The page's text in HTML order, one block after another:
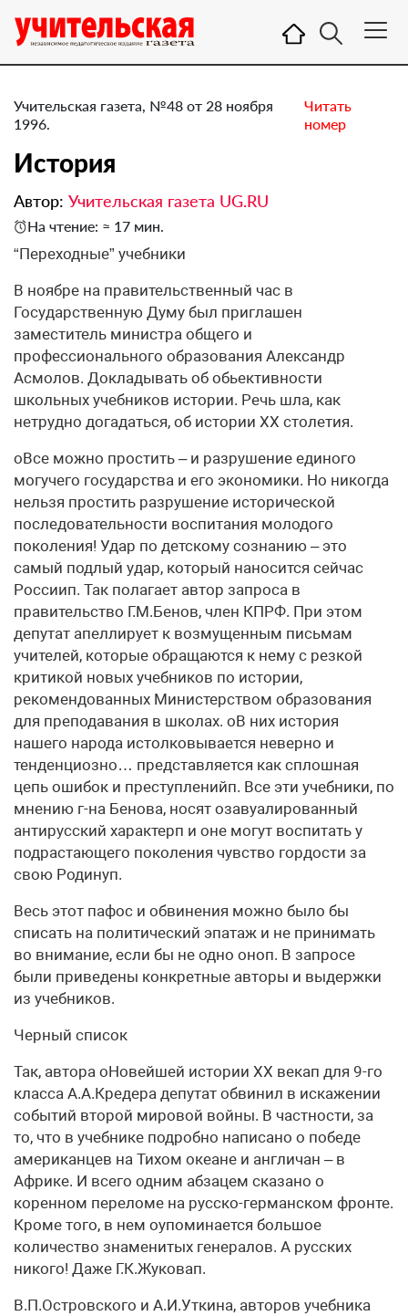
Учительская газета, №48 от 28 ноября
1996.
Читать
номер
История
Автор: Учительская газета UG.RU
На чтение: ≈ 17 мин.
“Переходные” учебники
В ноябре на правительственный час в
Государственную Думу был приглашен
заместитель министра общего и
профессионального образования Александр
Асмолов. Докладывать об обьективности
школьных учебников истории. Речь шла, как
нетрудно догадаться, об истории XX столетия.
оВсе можно простить – и разрушение единого
могучего государства и его экономики. Но никогда
нельзя простить разрушение исторической
последовательности воспитания молодого
поколения! Удар по детскому сознанию – это
самый подлый удар, который наносится сейчас
Россиип. Так полагает автор запроса в
правительство Г.М.Бенов, член КПРФ. При этом
депутат апеллирует к возмущенным письмам
учителей, которые обращаются к нему с резкой
критикой новых учебников по истории,
рекомендованных Министерством образования
для преподавания в школах. оВ них история
нашего народа истолковывается неверно и
тенденциозно… представляется как сплошная
цепь ошибок и преступленийп. Все эти учебники, по
мнению г-на Бенова, носят озавуалированный
антирусский характерп и оне могут воспитать у
подрастающего поколения чувство гордости за
свою Родинуп.
Весь этот пафос и обвинения можно было бы
списать на политический эпатаж и не принимать
во внимание, если бы не одно оноп. В запросе
были приведены конкретные авторы и выдержки
из учебников.
Черный список
Так, автора оНовейшей истории XX векап для 9-го
класса А.А.Кредера депутат обвинил в искажении
событий второй мировой войны. В частности, за
то, что в учебнике подробно написано о победе
американцев на Тихом океане и англичан – в
Африке. И всего одним абзацем сказано о
коренном переломе на русско-германском фронте.
Кроме того, в нем оупоминается большое
количество знаменитых генералов. А русских
никого! Даже Г.К.Жуковап.
В.П.Островского и А.И.Уткина, авторов учебника